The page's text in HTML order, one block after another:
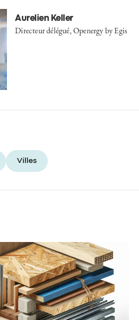
Aurelien Keller
Directeur délégué, Openergy by Egis
Villes